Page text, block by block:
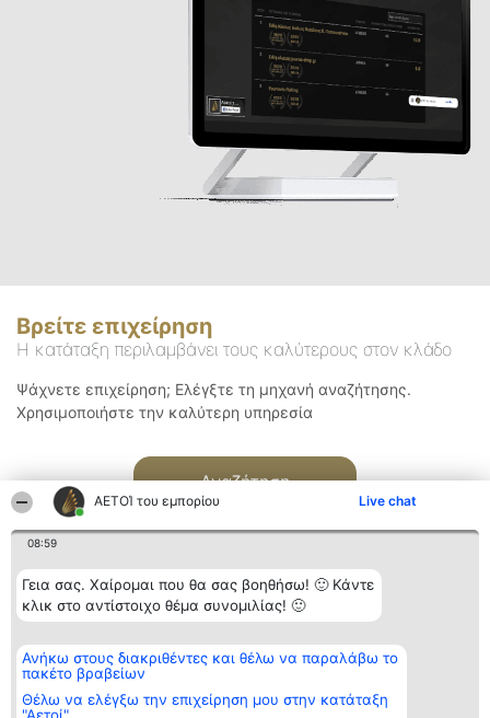
ΑΕΤΟΊ του εμπορίου Live chat
08:59
Γεια σας. Χαίρομαι που θα σας βοηθήσω! 🙂 Κάντε
κλικ στο αντίστοιχο θέμα συνομιλίας! 🙂
Ανήκω στους διακριθέντες και θέλω να παραλάβω το
πακέτο βραβείων
Θέλω να ελέγξω την επιχείρηση μου στην κατάταξη
Βρείτε επιχείρηση
Η κατάταξη περιλαμβάνει τους καλύτερους στον κλάδο
Ψάχνετε επιχείρηση; Ελέγξτε τη μηχανή αναζήτησης.
Χρησιμοποιήστε την καλύτερη υπηρεσία
Αναζήτηση
Διοργανωτής της
κατάταξης
BEAUTIFUL COMPANY
ΤΗΛ. ΕΠΙΚΟΙΝΩΝΙΑΣ:
Κατάταξη
Διακριθέντες
των
διακριθέντων
Επικοινωνία
Επικοινωνία